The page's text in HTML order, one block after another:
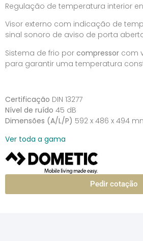
Regulação de temperatura interior
Visor externo com indicação de
sinal sonoro de aviso de porta
Sistema de frio por compressor com
para garantir uma temperatura
Certificação DIN 13277
Nível de ruído 45 dB
Dimensões (A/L/P) 592 x 486 x 494
Ver toda a gama
Pedir cotação